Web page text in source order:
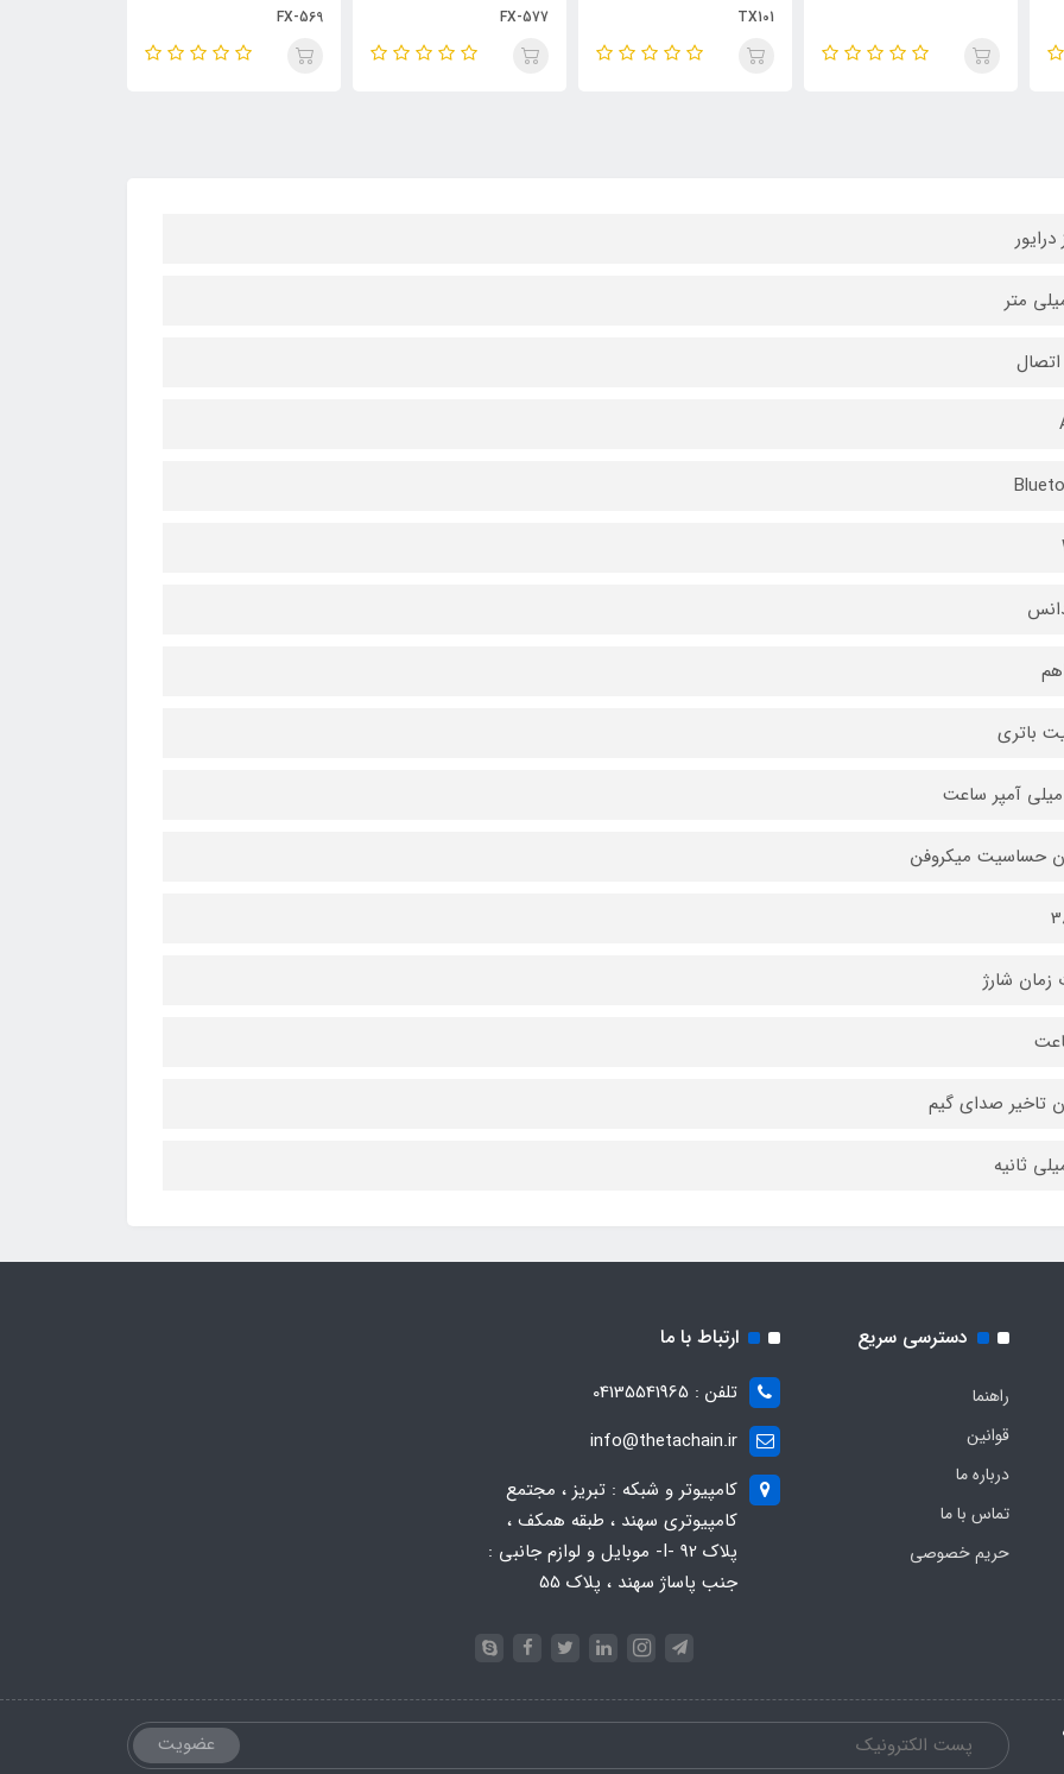
FX-577
FX-569
EP03
باتری
حساسیت میکروفن
شارژ
تاخیر صدای گیم
دسترسی سریع
راهنما
قوانین
درباره ما
تماس با ما
حریم خصوصی
ارتباط با ما
تلفن : 04135541965
info@thetachain.ir
کامپیوتر و شبکه : تبریز ، مجتمع
کامپیوتری سهند ، طبقه همکف ،
پلاک 92 -I- موبایل و لوازم جانبی :
جنب پاساژ سهند ، پلاک 55
عضویت